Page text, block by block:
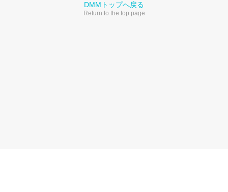
DMMトップへ戻る
Return to the top page